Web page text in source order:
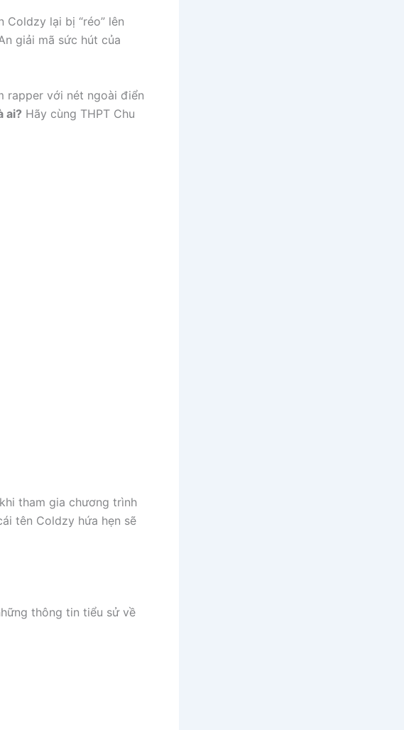
lại bị “réo” lên
giải mã sức hút của
rapper với nét ngoài điển
ai? Hãy cùng THPT Chu
tham gia chương trình
tên Coldzy hứa hẹn sẽ
thông tin tiểu sử về